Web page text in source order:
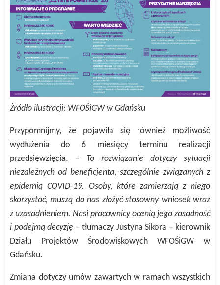
Źródło ilustracji: WFOŚiGW w Gdańsku
Przypomnijmy, że pojawiła się również możliwość
wydłużenia do 6 miesięcy terminu realizacji
przedsięwzięcia. – To rozwiązanie dotyczy sytuacji
niezależnych od beneficjenta, szczególnie związanych z
epidemią COVID-19. Osoby, które zamierzają z niego
skorzystać, muszą do nas złożyć stosowny wniosek wraz
z uzasadnieniem. Nasi pracownicy ocenią jego zasadność
i podejmą decyzję – tłumaczy Justyna Sikora – kierownik
Działu Projektów Środowiskowych WFOŚiGW w
Gdańsku.
Zmiana dotyczy umów zawartych w ramach wszystkich